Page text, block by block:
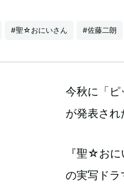
#聖☆おにいさん #佐藤二朗
今秋に「
が発表され
『聖☆お
の実写ドラ